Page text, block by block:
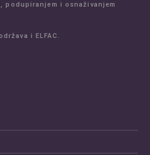
i osnaživanjem
i ELFAC.